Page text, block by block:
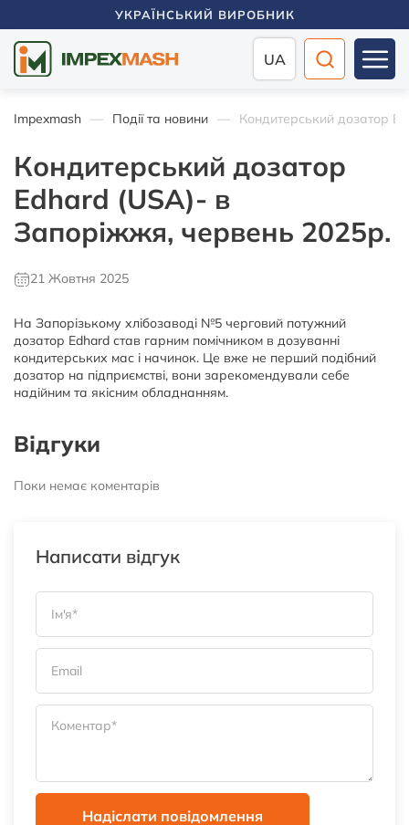
УКРАЇНСЬКИЙ ВИРОБНИК
UA
Impexmash Події та новини Кондитерський дозатор
Кондитерський дозатор
Edhard (USA)- в
Запоріжжя, червень 2025р.
21 Жовтня 2025
На Запорізькому хлібозаводі №5 черговий потужний
дозатор Edhard став гарним помічником в дозуванні
кондитерських мас і начинок. Це вже не перший подібний
дозатор на підприємстві, вони зарекомендували себе
надійним та якісним обладнанням.
Відгуки
Поки немає коментарів
Написати відгук
Надіслати повідомлення